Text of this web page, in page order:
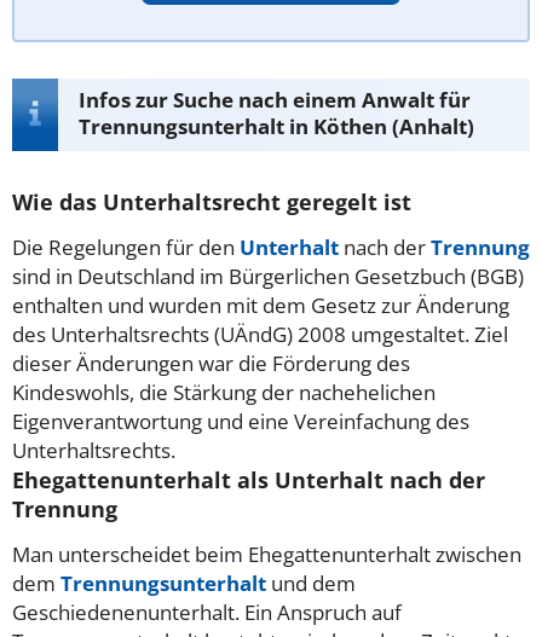
Infos zur Suche nach einem Anwalt für
Trennungsunterhalt in Köthen (Anhalt)
Wie das Unterhaltsrecht geregelt ist
Die Regelungen für den Unterhalt nach derTrennung
sind in Deutschland im Bürgerlichen Gesetzbuch (BGB)
enthalten und wurden mit dem Gesetz zur Änderung
des Unterhaltsrechts (UÄndG) 2008 umgestaltet. Ziel
dieser Änderungen war die Förderung des
Kindeswohls, die Stärkung der nachehelichen
Eigenverantwortung und eine Vereinfachung des
Unterhaltsrechts.
Ehegattenunterhalt als Unterhalt nach der
Trennung
Man unterscheidet beim Ehegattenunterhalt zwischen
dem Trennungsunterhalt und dem
Geschiedenenunterhalt. Ein Anspruch auf